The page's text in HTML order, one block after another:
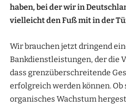
haben, bei der wir in
vielleicht den Fußmit in der
Wir brauchen jetzt dringend
Bankdienstleistungen, der die
dass grenzüberschreitende
erfolgreich werden können. Ob
organisches Wachstum